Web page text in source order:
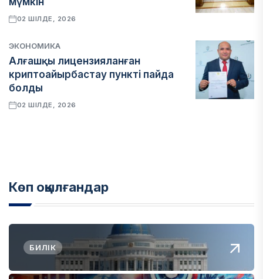
02 ШІЛДЕ, 2026
ЭКОНОМИКА
Алғашқы лицензияланған
криптоайырбастау пункті пайда
болды
02 ШІЛДЕ, 2026
Көп оқылғандар
БИЛІК